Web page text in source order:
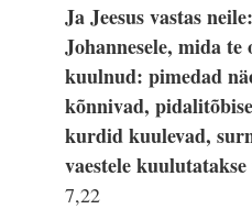
Ja Jeesus vastas
Johannesele, mida
kuulnud: pimedad
kõnnivad,
kurdid kuulevad,
vaestele
7,22